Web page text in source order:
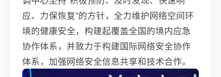
应、力保恢复”的方针，全力维护网络空间环
境的健康安全，构建起覆盖全国的境内应急
协作体系，并致力于构建国际网络安全协作
体系，加强网络安全信息共享和技术合作。